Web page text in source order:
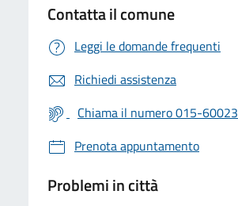
Contatta il comune
Leggi le domande frequenti
Richiedi assistenza
Chiama il numero 015-60023
Prenota appuntamento
Problemi in città